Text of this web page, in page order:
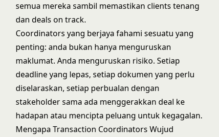
semua mereka sambil memastikan clients tenang
dan deals on track.
Coordinators yang berjaya fahami sesuatu yang
penting: anda bukan hanya menguruskan
maklumat. Anda menguruskan risiko. Setiap
deadline yang lepas, setiap dokumen yang perlu
diselaraskan, setiap perbualan dengan
stakeholder sama ada menggerakkan deal ke
hadapan atau mencipta peluang untuk kegagalan.
Mengapa Transaction Coordinators Wujud